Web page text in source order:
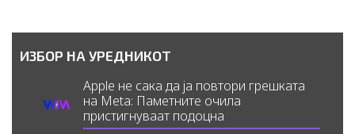
ИЗБОР НА УРЕДНИКОТ
Apple не сака да ја повтори грешката
на Meta: Паметните очила
пристигнуваат подоцна